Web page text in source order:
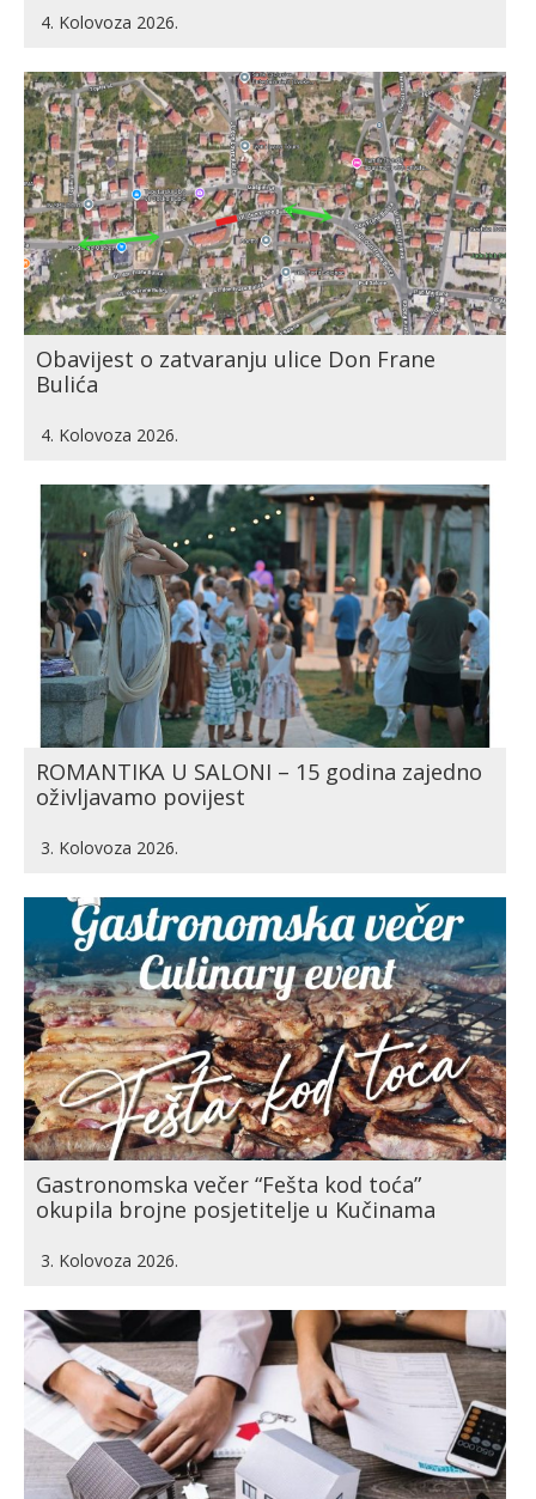
4. Kolovoza 2026.
Obavijest o zatvaranju ulice Don Frane
Bulića
4. Kolovoza 2026.
ROMANTIKA U SALONI – 15 godina zajedno
oživljavamo povijest
3. Kolovoza 2026.
Gastronomska večer “Fešta kod toća”
okupila brojne posjetitelje u Kučinama
3. Kolovoza 2026.